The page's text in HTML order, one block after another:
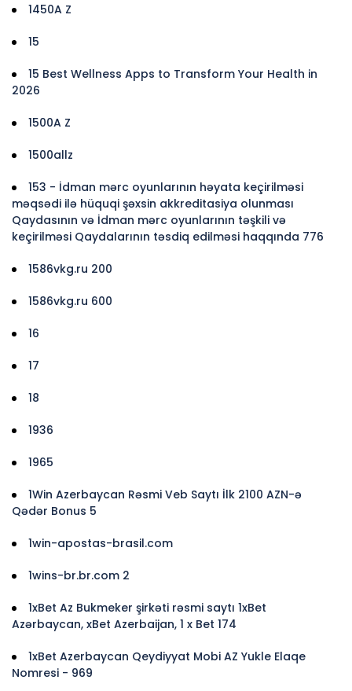
1450A Z
15
15 Best Wellness Apps to Transform Your Health in
2026
1500A Z
1500allz
153 - İdman mərc oyunlarının həyata keçirilməsi
məqsədi ilə hüquqi şəxsin akkreditasiya olunması
Qaydasının və İdman mərc oyunlarının təşkili və
keçirilməsi Qaydalarının təsdiq edilməsi haqqında 776
1586vkg.ru 200
1586vkg.ru 600
16
17
18
1936
1965
1Win Azerbaycan Rəsmi Veb Saytı İlk 2100 AZN-ə
Qədər Bonus 5
1win-apostas-brasil.com
1wins-br.br.com 2
1xBet Az Bukmeker şirkəti rəsmi saytı 1xBet
Azərbaycan, xBet Azerbaijan, 1 x Bet 174
1xBet Azerbaycan Qeydiyyat Mobi AZ Yukle Elaqe
Nomresi - 969